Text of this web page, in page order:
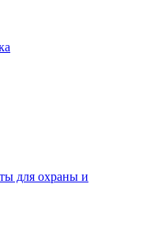
для охраны и